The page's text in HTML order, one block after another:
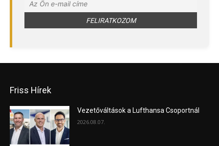
Friss Hírek
Vezetőváltások a Lufthansa Csoportnál
2026.08.07.